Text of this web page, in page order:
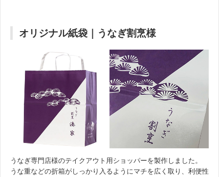
オリジナル紙袋｜うなぎ割烹様
うなぎ専門店様のテイクアウト用ショッパーを製作しました。
うな重などの折箱がしっかり入るようにマチを広く取り、利便性